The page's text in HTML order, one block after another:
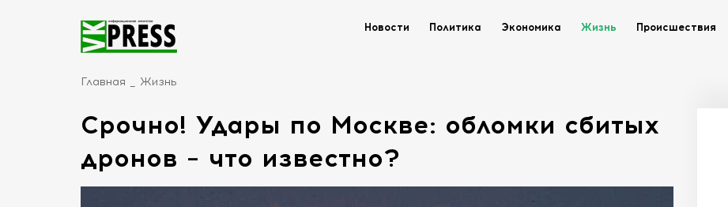
Новости Политика Экономика Жизнь Происшествия
Главная Жизнь
Срочно! Удары по Москве: обломки сбитых
дронов – что известно?